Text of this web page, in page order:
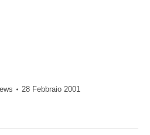
28 Febbraio 2001